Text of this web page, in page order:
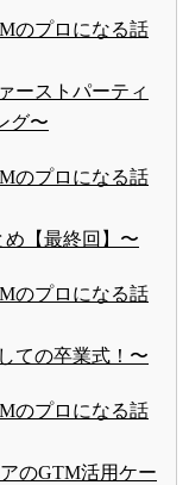
のプロになる話
ーストパーティ
グ〜
のプロになる話
め【最終回】〜
のプロになる話
ての卒業式！〜
のプロになる話
のGTM活用ケー